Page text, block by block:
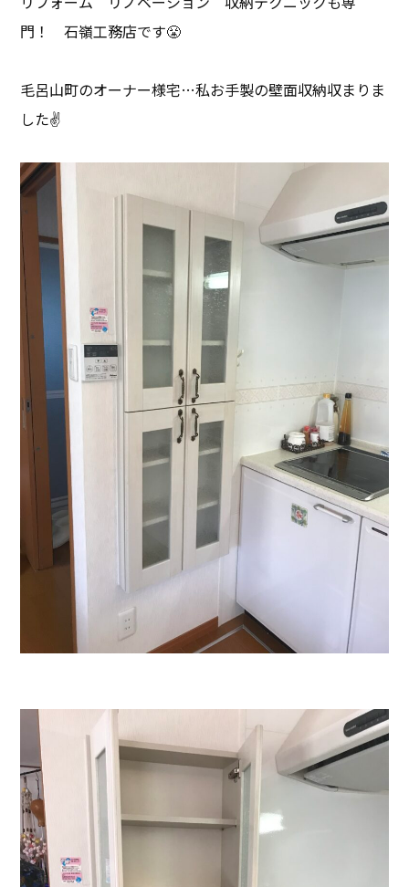
門！ 石嶺工務店です😤
毛呂山町のオーナー様宅…私お手製の壁面収納収まりま
した✌️